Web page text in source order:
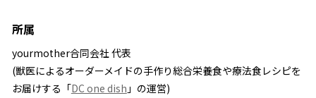
所属
yourmother合同会社 代表
(獣医によるオーダーメイドの手作り総合栄養食や療法食レシピを
お届けする「DC one dish 」の運営)